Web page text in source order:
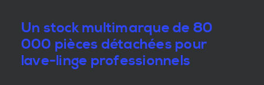
Un stock multimarque de 80
000 pièces détachées pour
lave-linge professionnels